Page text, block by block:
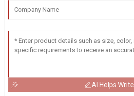
AI Helps Write